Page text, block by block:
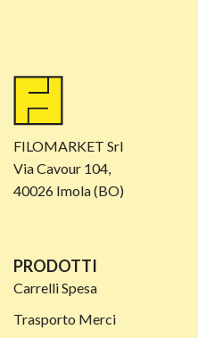
FILOMARKET Srl
Via Cavour 104,
40026 Imola (BO)
PRODOTTI
Carrelli Spesa
Trasporto Merci